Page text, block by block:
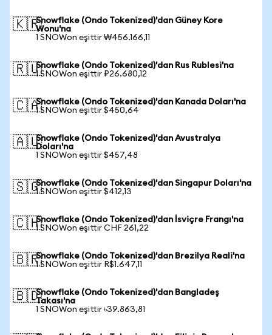
🇰🇷Snowflake (Ondo Tokenized)'dan Güney Kore
Wonu'na
1 SNOWon eşittir ₩456.166,11
🇷🇺Snowflake (Ondo Tokenized)'dan Rus Rublesi'na
1 SNOWon eşittir ₽26.680,12
🇨🇦Snowflake (Ondo Tokenized)'dan Kanada Doları'na
1 SNOWon eşittir $450,64
🇦🇺Snowflake (Ondo Tokenized)'dan Avustralya
Doları'na
1 SNOWon eşittir $457,48
🇸🇬Snowflake (Ondo Tokenized)'dan Singapur Doları'na
1 SNOWon eşittir $412,13
🇨🇭Snowflake (Ondo Tokenized)'dan İsviçre Frangı'na
1 SNOWon eşittir CHF 261,22
🇧🇷Snowflake (Ondo Tokenized)'dan Brezilya Reali'na
1 SNOWon eşittir R$1.647,11
🇧🇩Snowflake (Ondo Tokenized)'dan Bangladeş
Takası'na
1 SNOWon eşittir ৳39.863,81